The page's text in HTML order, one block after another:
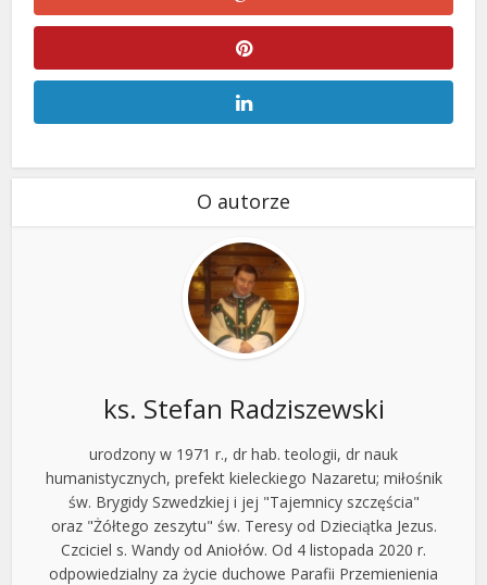
O autorze
ks. Stefan Radziszewski
urodzony w 1971 r., dr hab. teologii, dr nauk
humanistycznych, prefekt kieleckiego Nazaretu; miłośnik
św. Brygidy Szwedzkiej i jej "Tajemnicy szczęścia"
oraz "Żółtego zeszytu" św. Teresy od Dzieciątka Jezus.
Czciciel s. Wandy od Aniołów. Od 4 listopada 2020 r.
odpowiedzialny za życie duchowe Parafii Przemienienia